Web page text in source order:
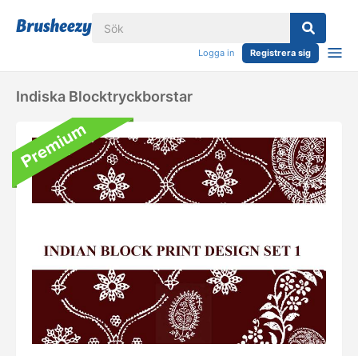
Logga in Registrera sig
Indiska Blocktryckborstar